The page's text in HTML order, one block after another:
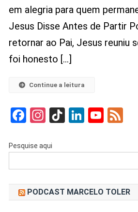
em alegria para quem
Jesus Disse Antes de Partir
retornar ao Pai, Jesus reuniu
foi honesto […]
Continue a leitura
Facebook
Instagram
TikTokLinkedIn
Pesquise aqui
PODCAST MARCELO TOLER